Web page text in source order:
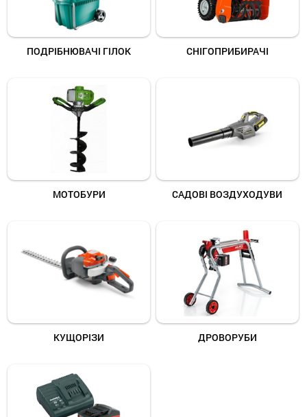
ПОДРІБНЮВАЧІ ГІЛОК СНІГОПРИБИРАЧІ
МОТОБУРИ САДОВІ ВОЗДУХОДУВИ
КУЩОРІЗИ ДРОВОРУБИ